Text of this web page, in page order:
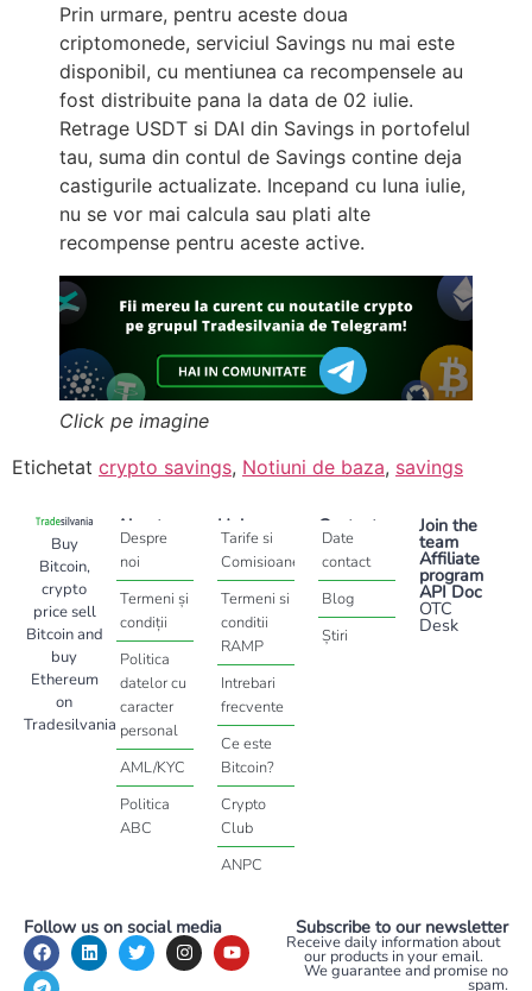
Prin urmare, pentru aceste doua
criptomonede, serviciul Savings nu mai este
disponibil, cu mentiunea ca recompensele au
fost distribuite pana la data de 02 iulie.
Retrage USDT si DAI din Savings in portofelul
tau, suma din contul de Savings contine deja
castigurile actualizate. Incepand cu luna iulie,
nu se vor mai calcula sau plati alte
recompense pentru aceste active.
Click pe imagine
Etichetat crypto savings, Notiuni de baza, savings
Buy
Bitcoin,
crypto
price sell
Bitcoin and
buy
Ethereum
on
Tradesilvania
About
Despre
noi
Termeni și
condiții
Politica
datelor cu
caracter
personal
AML/KYC
Politica
ABC
Help
Tarife si
Comisioane
Termeni si
conditii
RAMP
Intrebari
frecvente
Ce este
Bitcoin?
Crypto
Club
ANPC
Contact
Date
contact
Blog
Știri
Join the
team
Affiliate
program
API Doc
OTC
Desk
Follow us on social media Subscribe to our newsletter
Receive daily information about
our products in your email.
We guarantee and promise no
spam.